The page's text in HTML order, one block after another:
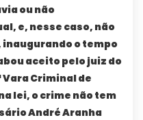
ou não
e, nesse caso, não
o tempo
aceito pelo juiz do
Vara Criminal de
lei, o crime não tem
André Aranha